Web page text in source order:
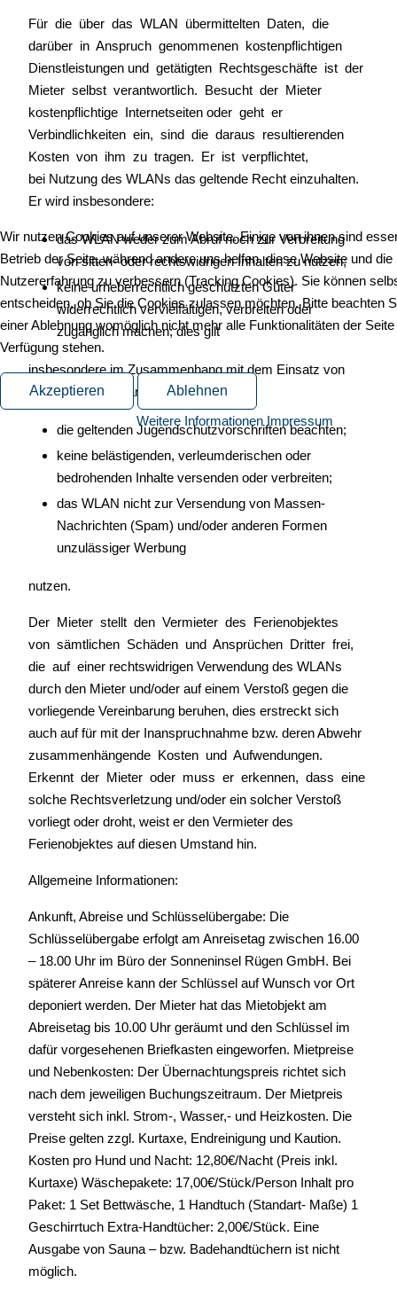
Für die über das WLAN übermittelten Daten, die
darüber in Anspruch genommenen kostenpflichtigen
Dienstleistungen und getätigten Rechtsgeschäfte ist der
Mieter selbst verantwortlich. Besucht der Mieter
kostenpflichtige Internetseiten oder geht er
Verbindlichkeiten ein, sind die daraus resultierenden
Kosten von ihm zu tragen. Er ist verpflichtet,
bei Nutzung des WLANs das geltende Recht einzuhalten.
Er wird insbesondere:
das WLAN weder zum Abruf noch zur Verbreitung
von sitten- oder rechtswidrigen Inhalten zu nutzen;
keine urheberrechtlich geschützten Güter
widerrechtlich vervielfältigen, verbreiten oder
zugänglich machen; dies gilt
insbesondere im Zusammenhang mit dem Einsatz von
Filesharing-Programmen;
die geltenden Jugendschutzvorschriften beachten;
keine belästigenden, verleumderischen oder
bedrohenden Inhalte versenden oder verbreiten;
das WLAN nicht zur Versendung von Massen-
Nachrichten (Spam) und/oder anderen Formen
unzulässiger Werbung
nutzen.
Der Mieter stellt den Vermieter des Ferienobjektes
von sämtlichen Schäden und Ansprüchen Dritter frei,
die auf einer rechtswidrigen Verwendung des WLANs
durch den Mieter und/oder auf einem Verstoß gegen die
vorliegende Vereinbarung beruhen, dies erstreckt sich
auch auf für mit der Inanspruchnahme bzw. deren Abwehr
zusammenhängende Kosten und Aufwendungen.
Erkennt der Mieter oder muss er erkennen, dass eine
solche Rechtsverletzung und/oder ein solcher Verstoß
vorliegt oder droht, weist er den Vermieter des
Ferienobjektes auf diesen Umstand hin.
Allgemeine Informationen:
Ankunft, Abreise und Schlüsselübergabe: Die
Schlüsselübergabe erfolgt am Anreisetag zwischen 16.00
– 18.00 Uhr im Büro der Sonneninsel Rügen GmbH. Bei
späterer Anreise kann der Schlüssel auf Wunsch vor Ort
deponiert werden. Der Mieter hat das Mietobjekt am
Abreisetag bis 10.00 Uhr geräumt und den Schlüssel im
dafür vorgesehenen Briefkasten eingeworfen. Mietpreise
und Nebenkosten: Der Übernachtungspreis richtet sich
nach dem jeweiligen Buchungszeitraum. Der Mietpreis
versteht sich inkl. Strom-, Wasser,- und Heizkosten. Die
Preise gelten zzgl. Kurtaxe, Endreinigung und Kaution.
Kosten pro Hund und Nacht: 12,80€/Nacht (Preis inkl.
Kurtaxe) Wäschepakete: 17,00€/Stück/Person Inhalt pro
Paket: 1 Set Bettwäsche, 1 Handtuch (Standart- Maße) 1
Geschirrtuch Extra-Handtücher: 2,00€/Stück. Eine
Ausgabe von Sauna – bzw. Badehandtüchern ist nicht
möglich.
Wir nutzen Cookies auf unserer Website. Einige von ihnen sind
Betrieb der Seite, während andere uns helfen, diese Website und die
Nutzererfahrung zu verbessern (Tracking Cookies). Sie können
entscheiden, ob Sie die Cookies zulassen möchten. Bitte beachten
einer Ablehnung womöglich nicht mehr alle Funktionalitäten der
Verfügung stehen.
Akzeptieren
Ablehnen
Weitere Informationen Impressum